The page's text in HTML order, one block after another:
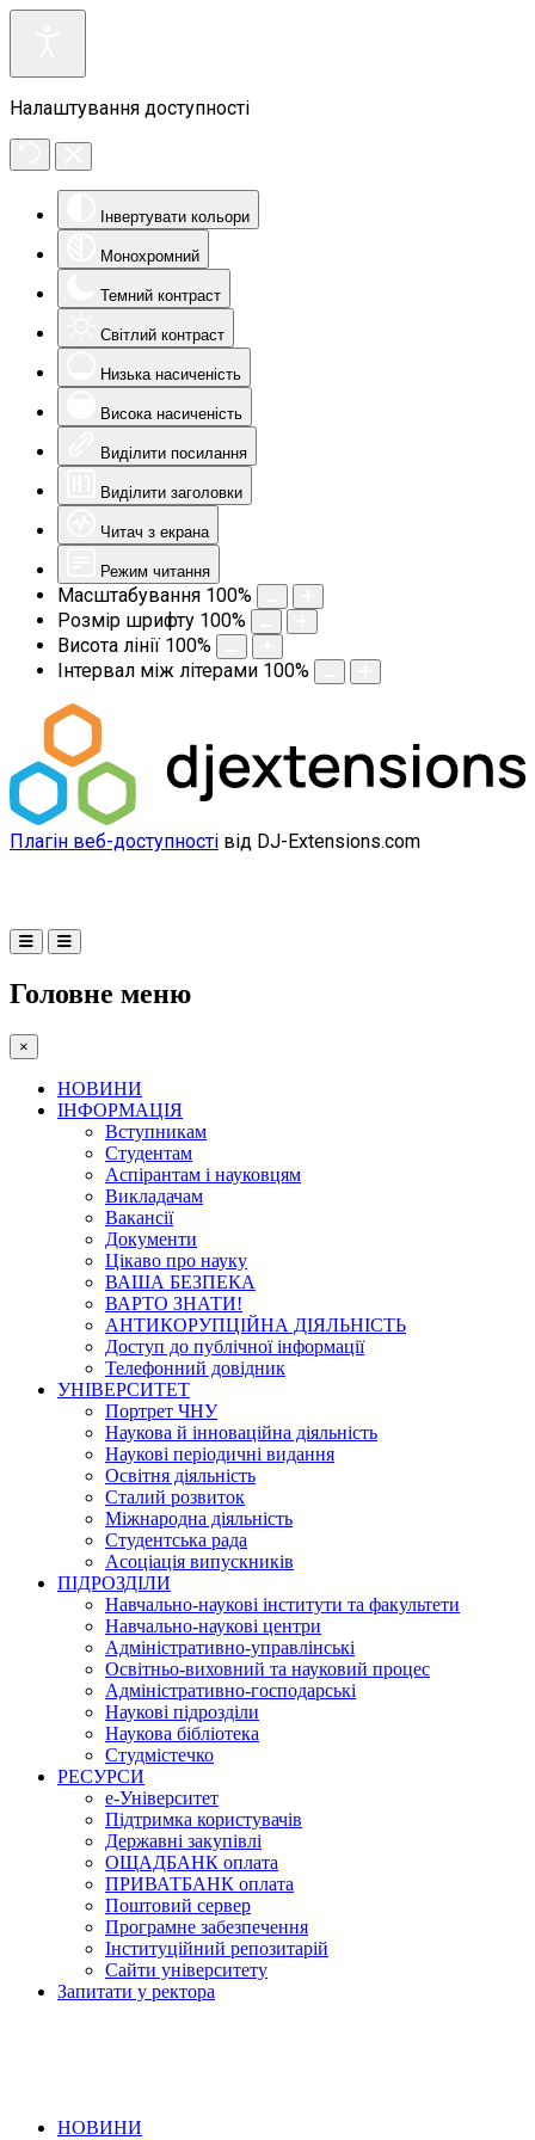
Налаштування доступності
Інвертувати кольори
Монохромний
Темний контраст
Світлий контраст
Низька насиченість
Висока насиченість
Виділити посилання
Виділити заголовки
Читач з екрана
Режим читання
Масштабування 100%
Розмір шрифту 100%
Висота лінії 100%
Інтервал між літерами 100%
Плагін веб-доступності від DJ-Extensions.com
Головне меню
×
НОВИНИ
ІНФОРМАЦІЯ
Вступникам
Студентам
Аспірантам і науковцям
Викладачам
Вакансії
Документи
Цікаво про науку
ВАША БЕЗПЕКА
ВАРТО ЗНАТИ!
АНТИКОРУПЦІЙНА ДІЯЛЬНІСТЬ
Доступ до публічної інформації
Телефонний довідник
УНІВЕРСИТЕТ
Портрет ЧНУ
Наукова й інноваційна діяльність
Наукові періодичні видання
Освітня діяльність
Сталий розвиток
Міжнародна діяльність
Студентська рада
Асоціація випускників
ПІДРОЗДІЛИ
Навчально-наукові інститути та факультети
Навчально-наукові центри
Адміністративно-управлінські
Освітньо-виховний та науковий процес
Адміністративно-господарські
Наукові підрозділи
Наукова бібліотека
Студмістечко
РЕСУРСИ
е-Університет
Підтримка користувачів
Державні закупівлі
ОЩАДБАНК оплата
ПРИВАТБАНК оплата
Поштовий сервер
Програмне забезпечення
Інституційний репозитарій
Сайти університету
Запитати у ректора
НОВИНИ